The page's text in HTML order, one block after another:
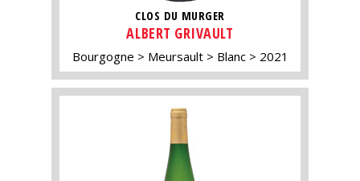
CLOS DU MURGER
ALBERT GRIVAULT
Bourgogne Meursault Blanc 2021